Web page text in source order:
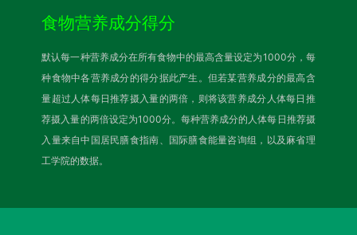
食物营养成分得分
默认每一种营养成分在所有食物中的最高含量设定为1000分，每
种食物中各营养成分的得分据此产生。但若某营养成分的最高含
量超过人体每日推荐摄入量的两倍，则将该营养成分人体每日推
荐摄入量的两倍设定为1000分。每种营养成分的人体每日推荐摄
入量来自中国居民膳食指南、国际膳食能量咨询组，以及麻省理
工学院的数据。